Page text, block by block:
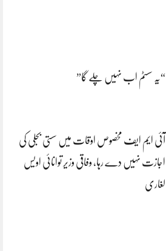
“یہ سسٹم اب نہیں چلے گا”
آئی ایم ایف مخصوص اوقات میں سستی بجلی کی
اجازت نہیں دے رہا، وفاقی وزیر توانائی اویس
لغاری